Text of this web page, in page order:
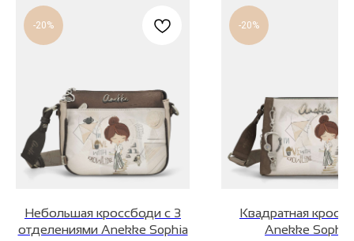
-20%
Небольшая кроссбоди с 3
отделениями Anekke Sophia
-20%
Квадратная
Anekke Sophia